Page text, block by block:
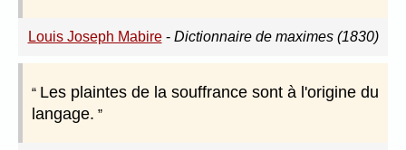
Louis Joseph Mabire- Dictionnaire de maximes (1830)
Les plaintes de la souffrance sont à l'origine du
langage.